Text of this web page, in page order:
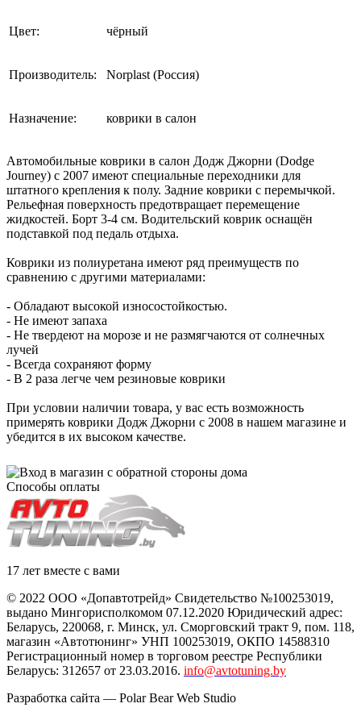
Цвет: чёрный
Производитель: Norplast (Россия)
Назначение: коврики в салон
Автомобильные коврики в салон Додж Джорни (Dodge
Journey) с 2007 имеют специальные переходники для
штатного крепления к полу. Задние коврики с перемычкой.
Рельефная поверхность предотвращает перемещение
жидкостей. Борт 3-4 см. Водительский коврик оснащён
подставкой под педаль отдыха.
Коврики из полиуретана имеют ряд преимуществ по
сравнению с другими материалами:
- Обладают высокой износостойкостью.
- Не имеют запаха
- Не твердеют на морозе и не размягчаются от солнечных
лучей
- Всегда сохраняют форму
- В 2 раза легче чем резиновые коврики
При условии наличии товара, у вас есть возможность
примерять коврики Додж Джорни с 2008 в нашем магазине и
убедится в их высоком качестве.
Способы оплаты
17 лет вместе с вами
© 2022 ООО «Допавтотрейд» Свидетельство №100253019,
выдано Мингорисполкомом 07.12.2020 Юридический адрес:
Беларусь, 220068, г. Минск, ул. Сморговский тракт 9, пом. 118,
магазин «Автотюнинг» УНП 100253019, ОКПО 14588310
Регистрационный номер в торговом реестре Республики
Беларусь: 312657 от 23.03.2016. info@avtotuning.by
Разработка сайта — Polar Bear Web Studio